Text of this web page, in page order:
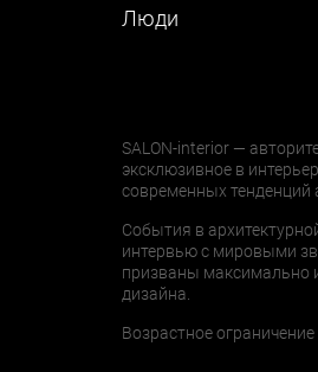
Люди
SALON-interior —
эксклюзивное в
современных тенденций
События в
интервью с мировыми
призваны максимально
дизайна.
Возрастное